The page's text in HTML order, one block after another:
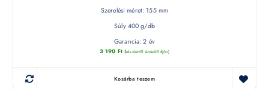
Szerelési méret: 155 mm
Súly 400 g/db
Garancia: 2 év
3 190 Ft (készletről érdeklődjön)
Kosárba teszem